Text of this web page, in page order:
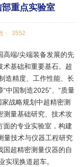
重点实验室
： 3552
高端/尖端装备发展的先
基础和重要基石。超
造精度、工作性能、长
中国制造2025”、“质量
家战略规划中超精密测
测量基础研究、技术攻
面的专业实验室，构建
量技术与仪器工程研究
超精密测量仪器的自
实现换道超车。